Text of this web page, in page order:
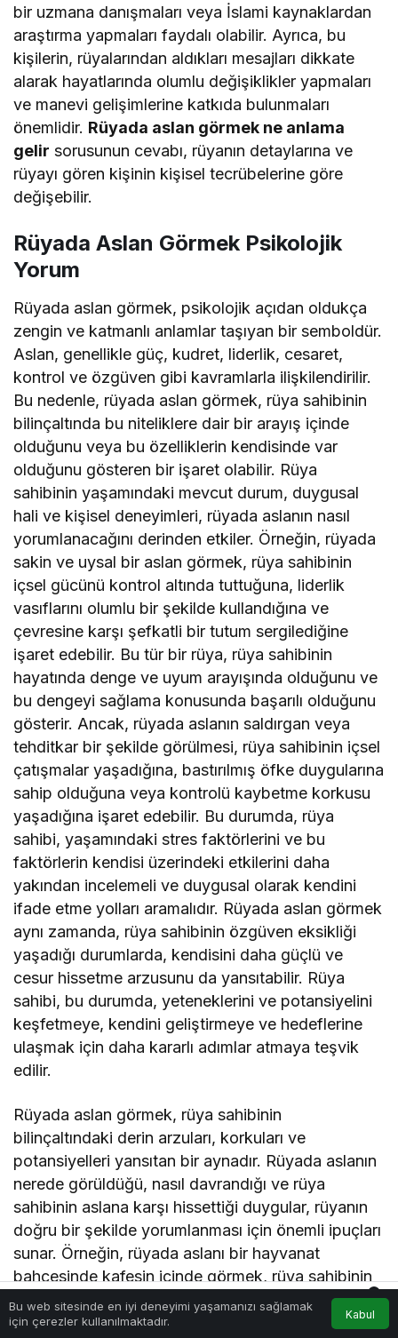
bir uzmana danışmaları veya İslami kaynaklardan
araştırma yapmaları faydalı olabilir. Ayrıca, bu
kişilerin, rüyalarından aldıkları mesajları dikkate
alarak hayatlarında olumlu değişiklikler yapmaları
ve manevi gelişimlerine katkıda bulunmaları
önemlidir. Rüyada aslan görmek ne anlama
gelir sorusunun cevabı, rüyanın detaylarına ve
rüyayı gören kişinin kişisel tecrübelerine göre
değişebilir.
Rüyada Aslan Görmek Psikolojik
Yorum
Rüyada aslan görmek, psikolojik açıdan oldukça
zengin ve katmanlı anlamlar taşıyan bir semboldür.
Aslan, genellikle güç, kudret, liderlik, cesaret,
kontrol ve özgüven gibi kavramlarla ilişkilendirilir.
Bu nedenle, rüyada aslan görmek, rüya sahibinin
bilinçaltında bu niteliklere dair bir arayış içinde
olduğunu veya bu özelliklerin kendisinde var
olduğunu gösteren bir işaret olabilir. Rüya
sahibinin yaşamındaki mevcut durum, duygusal
hali ve kişisel deneyimleri, rüyada aslanın nasıl
yorumlanacağını derinden etkiler. Örneğin, rüyada
sakin ve uysal bir aslan görmek, rüya sahibinin
içsel gücünü kontrol altında tuttuğuna, liderlik
vasıflarını olumlu bir şekilde kullandığına ve
çevresine karşı şefkatli bir tutum sergilediğine
işaret edebilir. Bu tür bir rüya, rüya sahibinin
hayatında denge ve uyum arayışında olduğunu ve
bu dengeyi sağlama konusunda başarılı olduğunu
gösterir. Ancak, rüyada aslanın saldırgan veya
tehditkar bir şekilde görülmesi, rüya sahibinin içsel
çatışmalar yaşadığına, bastırılmış öfke duygularına
sahip olduğuna veya kontrolü kaybetme korkusu
yaşadığına işaret edebilir. Bu durumda, rüya
sahibi, yaşamındaki stres faktörlerini ve bu
faktörlerin kendisi üzerindeki etkilerini daha
yakından incelemeli ve duygusal olarak kendini
ifade etme yolları aramalıdır. Rüyada aslan görmek
aynı zamanda, rüya sahibinin özgüven eksikliği
yaşadığı durumlarda, kendisini daha güçlü ve
cesur hissetme arzusunu da yansıtabilir. Rüya
sahibi, bu durumda, yeteneklerini ve potansiyelini
keşfetmeye, kendini geliştirmeye ve hedeflerine
ulaşmak için daha kararlı adımlar atmaya teşvik
edilir.
Rüyada aslan görmek, rüya sahibinin
bilinçaltındaki derin arzuları, korkuları ve
potansiyelleri yansıtan bir aynadır. Rüyada aslanın
nerede görüldüğü, nasıl davrandığı ve rüya
sahibinin aslana karşı hissettiği duygular, rüyanın
doğru bir şekilde yorumlanması için önemli ipuçları
sunar. Örneğin, rüyada aslanı bir hayvanat
bahçesinde kafesin içinde görmek, rüya sahibinin
potansiyelini gerçekleştirmesine engel olan
sınırlamalarla karşılaştığına veya kendini ifade
Bu web sitesinde en iyi deneyimi yaşamanızı sağlamak
için çerezler kullanılmaktadır.
Kabul
Anasayfa Akış Bildirimler